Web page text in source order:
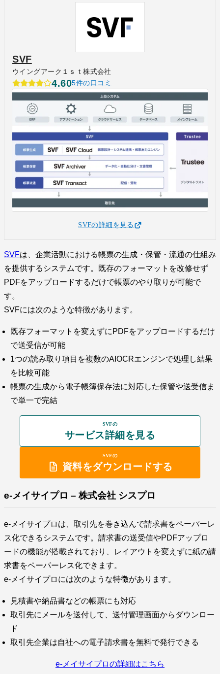
SVF
ウイングアーク１ｓｔ株式会社
4.605件の口コミ
SVFの詳細を見る
SVFは、企業活動における帳票の生成・保管・流通の仕組み
を提供するシステムです。既存のフォーマットを改修せず
PDFをアップロードするだけで帳票のやり取りが可能で
す。
SVFには次のような特徴があります。
既存フォーマットを変えずにPDFをアップロードするだけ
で送受信が可能
1つの読み取り項目を複数のAIOCRエンジンで処理し結果
を比較可能
帳票の生成から電子帳簿保存法に対応した保管や送受信ま
で単一で完結
SVFの
サービス詳細を見る
SVFの
資料をダウンロードする
e-メイサイプロ – 株式会社 シスプロ
e-メイサイプロは、取引先を巻き込んで請求書をペーパーレ
ス化できるシステムです。請求書の送受信やPDFアップロ
ードの機能が搭載されており、レイアウトを変えずに紙の請
求書をペーパーレス化できます。
e-メイサイプロには次のような特徴があります。
見積書や納品書などの帳票にも対応
取引先にメールを送付して、送付管理画面からダウンロー
ド
取引先企業は自社への電子請求書を無料で発行できる
e-メイサイプロの詳細はこちら